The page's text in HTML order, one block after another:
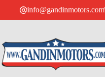
info@gandinmotors.com